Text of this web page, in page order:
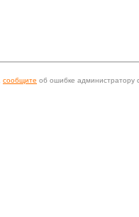
сообщите об ошибке администратору